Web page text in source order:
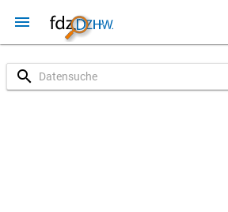
menu
search